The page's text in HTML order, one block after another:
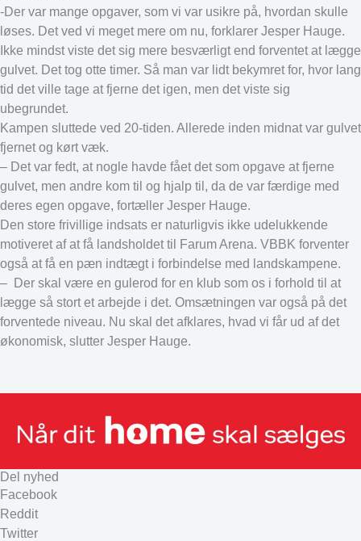
-Der var mange opgaver, som vi var usikre på, hvordan skulle
løses. Det ved vi meget mere om nu, forklarer Jesper Hauge.
Ikke mindst viste det sig mere besværligt end forventet at lægge
gulvet. Det tog otte timer. Så man var lidt bekymret for, hvor lang
tid det ville tage at fjerne det igen, men det viste sig
ubegrundet.
Kampen sluttede ved 20-tiden. Allerede inden midnat var gulvet
fjernet og kørt væk.
– Det var fedt, at nogle havde fået det som opgave at fjerne
gulvet, men andre kom til og hjalp til, da de var færdige med
deres egen opgave, fortæller Jesper Hauge.
Den store frivillige indsats er naturligvis ikke udelukkende
motiveret af at få landsholdet til Farum Arena. VBBK forventer
også at få en pæn indtægt i forbindelse med landskampene.
– Der skal være en gulerod for en klub som os i forhold til at
lægge så stort et arbejde i det. Omsætningen var også på det
forventede niveau. Nu skal det afklares, hvad vi får ud af det
økonomisk, slutter Jesper Hauge.
Del nyhed
Facebook
Reddit
Twitter